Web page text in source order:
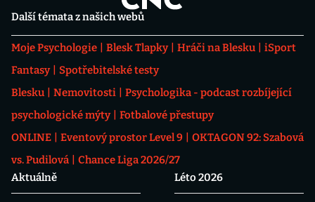
Další témata z našich webů
Moje Psychologie Blesk Tlapky Hráči na Blesku
iSport
Fantasy
Spotřebitelské testy
Blesku
Nemovitosti
Psychologika - podcast rozbíjející
psychologické mýty
Fotbalové přestupy
ONLINE
Eventový prostor Level 9
OKTAGON 92: Szabová
vs. Pudilová
Chance Liga 2026/27
Aktuálně
Léto 2026